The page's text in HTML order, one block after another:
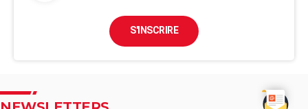
S'INSCRIRE